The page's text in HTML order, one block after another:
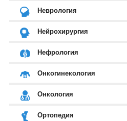
Неврология
Нейрохирургия
Нефрология
Онкогинекология
Онкология
Ортопедия